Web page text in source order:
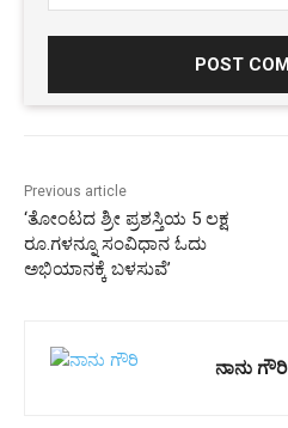
Previous article
‘ತೋಂಟದ ಶ್ರೀ ಪ್ರಶಸ್ತಿಯ 5 ಲಕ್ಷ
ರೂ.ಗಳನ್ನೂ ಸಂವಿಧಾನ ಓದು
ಅಭಿಯಾನಕ್ಕೆ ಬಳಸುವೆ’
ನಾನು ಗೌರಿ